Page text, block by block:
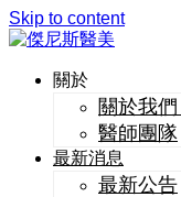
Skip to content
關於
關於我
醫師團隊
最新消息
最新公告